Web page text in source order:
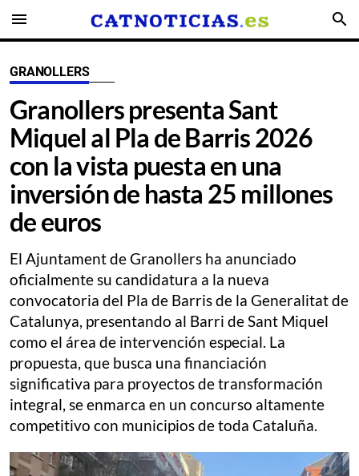
menu search
GRANOLLERS
Granollers presenta Sant
Miquel al Pla de Barris 2026
con la vista puesta en una
inversión de hasta 25 millones
de euros
El Ajuntament de Granollers ha anunciado
oficialmente su candidatura a la nueva
convocatoria del Pla de Barris de la Generalitat de
Catalunya, presentando al Barri de Sant Miquel
como el área de intervención especial. La
propuesta, que busca una financiación
significativa para proyectos de transformación
integral, se enmarca en un concurso altamente
competitivo con municipios de toda Cataluña.